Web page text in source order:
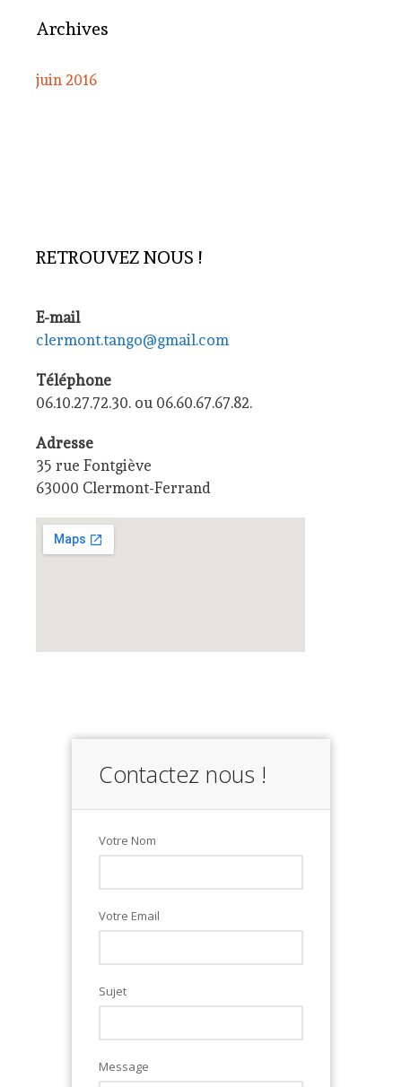
Archives
juin 2016
RETROUVEZ NOUS !
E-mail
clermont.tango@gmail.com
Téléphone
06.10.27.72.30. ou 06.60.67.67.82.
Adresse
35 rue Fontgiève
63000 Clermont-Ferrand
Contactez nous !
Votre Nom
Votre Email
Sujet
Message